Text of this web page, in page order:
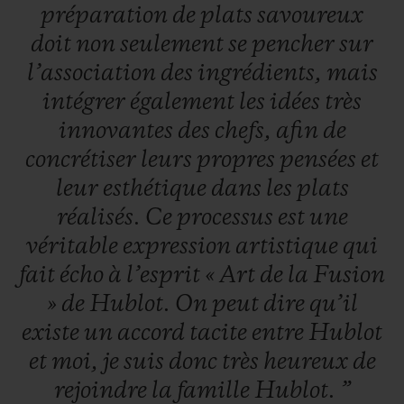
préparation de plats savoureux
doit non seulementse penchersur
l’association des ingrédients, mais
intégrer également les idées très
innovantes des chefs, afin de
concrétiser leurs propres pensées et
leur esthétique dans les plats
réalisés. Ce processus est une
véritable expression artistique qui
fait écho à l’esprit « Art de la Fusion
» de Hublot. On peut dire qu’il
existe un accord tacite entre Hublot
et moi, je suis donc très heureux de
rejoindre la famille Hublot. ”